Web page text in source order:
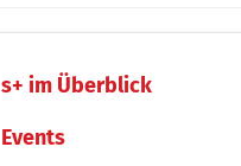
s+ im Überblick
Events